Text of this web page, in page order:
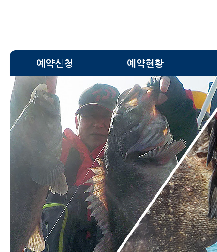
예약신청 예약현황